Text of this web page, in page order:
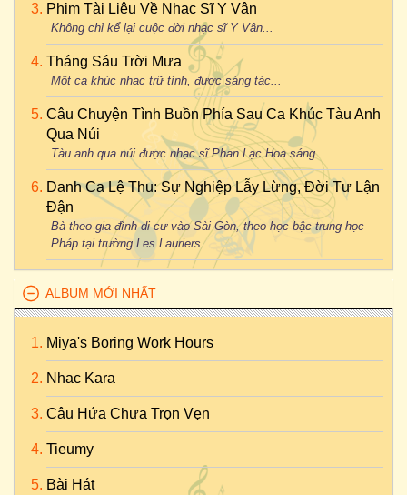
Phim Tài Liệu Về Nhạc Sĩ Y Vân
Không chỉ kể lại cuộc đời nhạc sĩ Y Vân...
Tháng Sáu Trời Mưa
Một ca khúc nhạc trữ tình, được sáng tác...
Câu Chuyện Tình Buồn Phía Sau Ca Khúc Tàu Anh
Qua Núi
Tàu anh qua núi được nhạc sĩ Phan Lạc Hoa sáng...
Danh Ca Lệ Thu: Sự Nghiệp Lẫy Lừng, Đời Tư Lận
Đận
Bà theo gia đình di cư vào Sài Gòn, theo học bậc trung học
Pháp tại trường Les Lauriers...
ALBUM MỚI NHẤT
Miya's Boring Work Hours
Nhac Kara
Câu Hứa Chưa Trọn Vẹn
Tieumy
Bài Hát